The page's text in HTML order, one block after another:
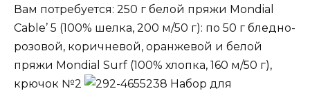
Вам потребуется: 250 г белой пряжи Mondial
Cable’ 5 (100% шелка, 200 м/50 г): по 50 г бледно-
розовой, коричневой, оранжевой и белой
пряжи Mondial Surf (100% хлопка, 160 м/50 г),
крючок №2
Набор для